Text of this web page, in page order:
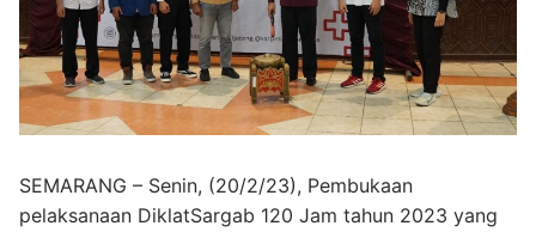
SEMARANG – Senin, (20/2/23), Pembukaan
pelaksanaan DiklatSargab 120 Jam tahun 2023 yang